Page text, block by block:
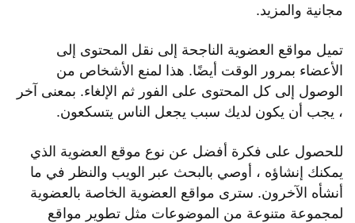
مجانية والمزيد.
تميل مواقع العضوية الناجحة إلى نقل المحتوى إلى
الأعضاء بمرور الوقت أيضًا. هذا لمنع الأشخاص من
الوصول إلى كل المحتوى على الفور ثم الإلغاء. بمعنى آخر
، يجب أن يكون لديك سبب يجعل الناس يتسكعون.
للحصول على فكرة أفضل عن نوع موقع العضوية الذي
يمكنك إنشاؤه ، أوصي بالبحث عبر الويب والنظر في ما
أنشأه الآخرون. سترى مواقع العضوية الخاصة بالعضوية
لمجموعة متنوعة من الموضوعات مثل تطوير مواقع